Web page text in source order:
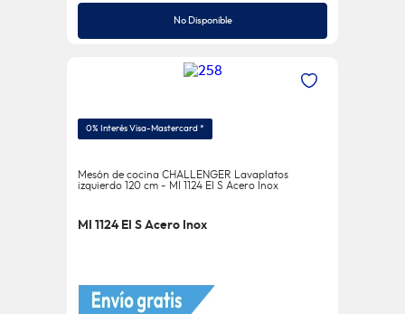
No Disponible
0% Interés Visa-Mastercard *
Mesón de cocina CHALLENGER Lavaplatos
izquierdo 120 cm - MI 1124 EI S Acero Inox
MI 1124 EI S Acero Inox